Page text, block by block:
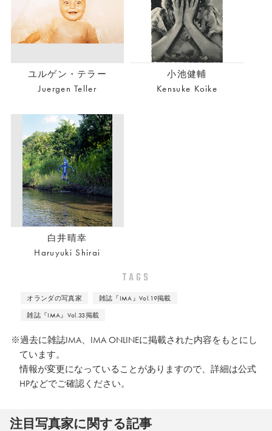
ユルゲン・テラー
Juergen Teller
小池健輔
Kensuke Koike
白井晴幸
Haruyuki Shirai
TAGS
オランダの写真家
雑誌『IMA』Vol.19掲載
雑誌『IMA』Vol.33掲載
※過去に雑誌IMA、IMA ONLINEに掲載された内容をもとにし
ています。
情報が変更になっていることがありますので、詳細は公式
HPなどでご確認ください。
注⽬写真家に関する記事